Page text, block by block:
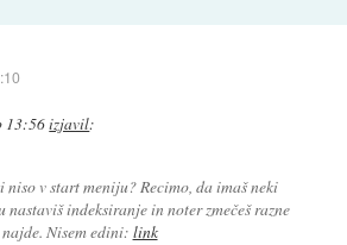
13:56izjavil:
v start meniju? Recimo, da imaš neki
nastaviš indeksiranje in noter zmečeš razne
Nisem edini: link